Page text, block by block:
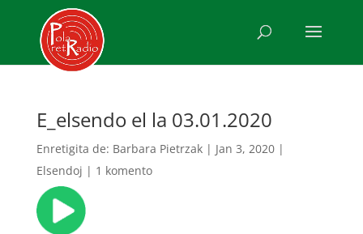
E_elsendo el la 03.01.2020
Enretigita de: Barbara Pietrzak| Jan 3, 2020|
Elsendoj | 1 komento